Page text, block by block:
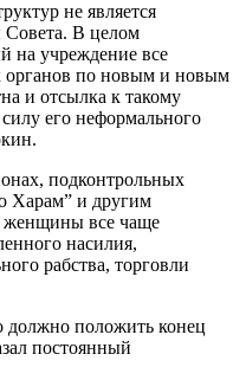
не является
Совета. В целом
на учреждение все
органов по новым и новым
и отсылка к такому
его неформального
подконтрольных
Харам” и другим
женщины все чаще
насилия,
рабства, торговли
должно положить конец
постоянный